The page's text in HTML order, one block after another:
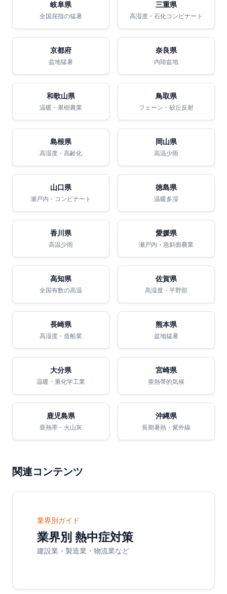
岐阜県
全国屈指の猛暑
三重県
高湿度・石化コンビナート
京都府
盆地猛暑
奈良県
内陸盆地
和歌山県
温暖・果樹農業
鳥取県
フェーン・砂丘反射
島根県
高湿度・高齢化
岡山県
高温少雨
山口県
瀬戸内・コンビナート
徳島県
温暖多湿
香川県
高温少雨
愛媛県
瀬戸内・急斜面農業
高知県
全国有数の高温
佐賀県
高湿度・平野部
長崎県
高湿度・造船業
熊本県
盆地猛暑
大分県
温暖・重化学工業
宮崎県
亜熱帯的気候
鹿児島県
亜熱帯・火山灰
沖縄県
長期暑熱・紫外線
関連コンテンツ
業界別ガイド
業界別 熱中症対策
建設業・製造業・物流業など